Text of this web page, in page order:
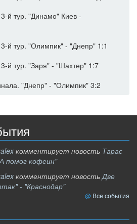
й тур. "Динамо" Киев -
й тур. "Олимпик" - "Днепр" 1:1
й тур. "Заря" - "Шахтер" 1:7
"Днепр" - "Олимпик" 3:2
комментирует новость Тарас
помог кофеин"
комментирует новостьДве
- "Краснодар"
Все события